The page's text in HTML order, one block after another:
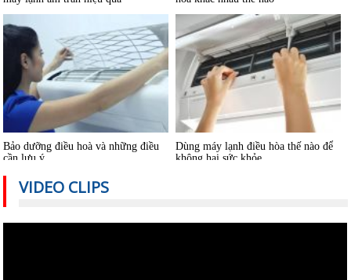
Bảo dưỡng điều hoà và những điều
cần lưu ý
Dùng máy lạnh điều hòa thế nào để
không hại sức khỏe
VIDEO CLIPS